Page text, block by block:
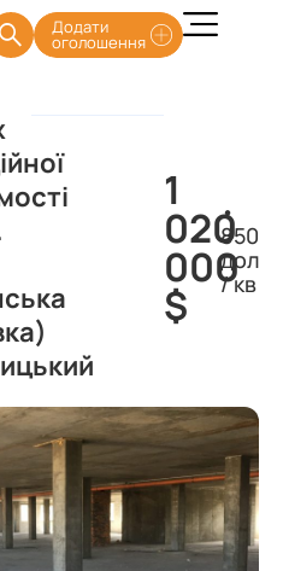
Додати
оголошення
1
020
000
$
•
850
дол
/ кв